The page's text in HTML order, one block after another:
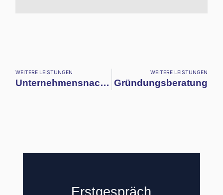
WEITERE LEISTUNGEN
Unternehmensnachfolgeberatung
WEITERE LEISTUNGEN
Gründungsberatung
Erstgespräch